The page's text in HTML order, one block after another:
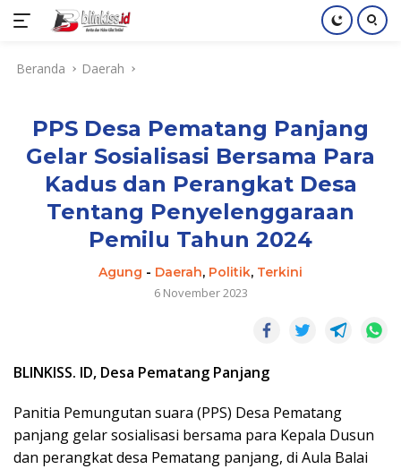
Beranda Daerah
PPS Desa Pematang Panjang
Gelar Sosialisasi Bersama Para
Kadus dan Perangkat Desa
Tentang Penyelenggaraan
Pemilu Tahun 2024
Agung - Daerah, Politik, Terkini
6 November 2023
BLINKISS. ID, Desa Pematang Panjang
Panitia Pemungutan suara (PPS) Desa Pematang
panjang gelar sosialisasi bersama para Kepala Dusun
dan perangkat desa Pematang panjang, di Aula Balai